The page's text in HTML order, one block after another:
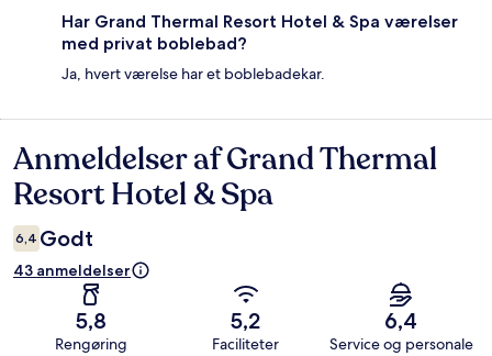
Har Grand Thermal Resort Hotel & Spa værelser
med privat boblebad?
Ja, hvert værelse har et boblebadekar.
Anmeldelser
Anmeldelser af Grand Thermal
Resort Hotel & Spa
6,4 Godt
43 anmeldelser
5,8
Rengøring
5,2
Faciliteter
6,4
Service og personale